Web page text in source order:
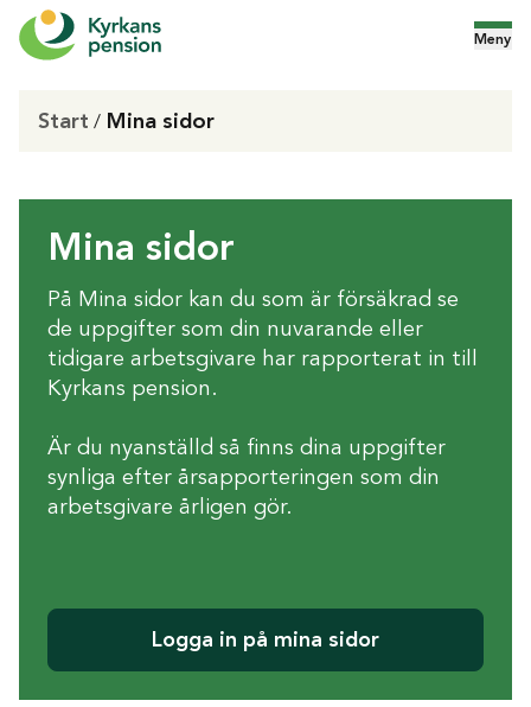
Meny
Start / Mina sidor
Mina sidor
På Mina sidor kan du som är försäkrad se
de uppgifter som din nuvarande eller
tidigare arbetsgivare har rapporterat in till
Kyrkans pension.
Är du nyanställd så finns dina uppgifter
synliga efter årsapporteringen som din
arbetsgivare årligen gör.
Logga in på mina sidor